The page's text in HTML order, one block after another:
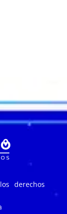
derechos